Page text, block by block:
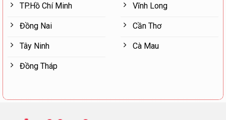
TP.Hồ Chí Minh
Đồng Nai
Tây Ninh
Đồng Tháp
Vĩnh Long
Cần Thơ
Cà Mau